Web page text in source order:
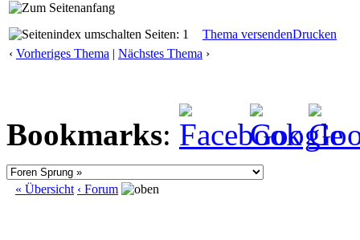
Seiten: 1 Thema versendenDrucken
‹ Vorheriges Thema | Nächstes Thema ›
Bookmarks:
« Übersicht ‹ Forum